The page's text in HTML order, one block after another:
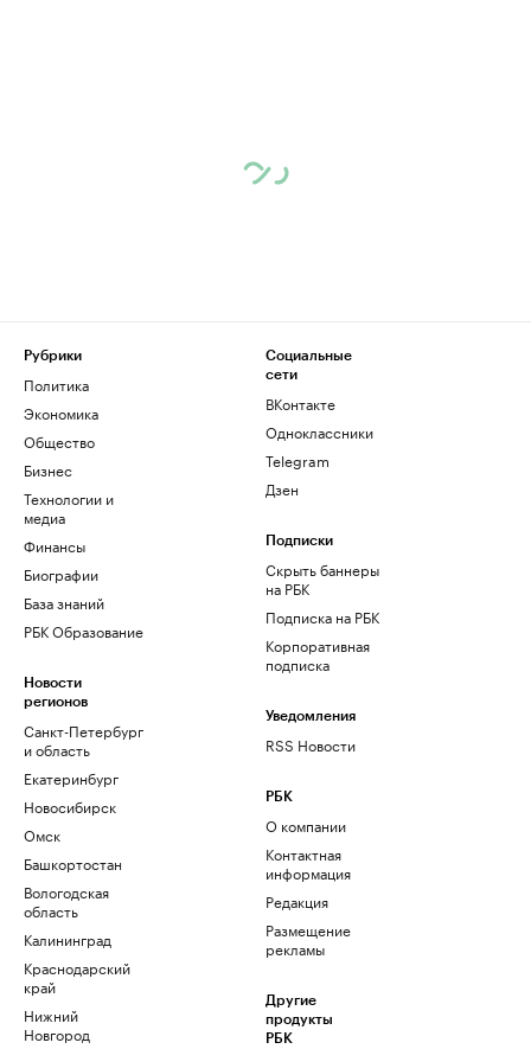
Рубрики
Политика
Экономика
Общество
Бизнес
Технологии и
медиа
Финансы
Биографии
База знаний
РБК Образование
Новости
регионов
Санкт-Петербург
и область
Екатеринбург
Новосибирск
Омск
Башкортостан
Вологодская
область
Калининград
Краснодарский
край
Нижний
Новгород
Социальные
сети
ВКонтакте
Одноклассники
Telegram
Дзен
Подписки
Скрыть баннеры
на РБК
Подписка на РБК
Корпоративная
подписка
Уведомления
RSS Новости
РБК
О компании
Контактная
информация
Редакция
Размещение
рекламы
Другие
продукты
РБК